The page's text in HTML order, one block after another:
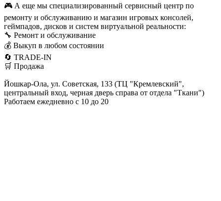
🎮 А еще мы специализированный сервисный центр по
ремонту и обслуживанию и магазин игровых консолей,
геймпадов, дисков и систем виртуальной реальности:
🔧 Ремонт и обслуживание
💰 Выкуп в любом состоянии
🔄 TRADE-IN
🛒 Продажа
Йошкар-Ола, ул. Советская, 133 (ТЦ "Кремлевский",
центральный вход, черная дверь справа от отдела "Ткани")
Работаем ежедневно с 10 до 20